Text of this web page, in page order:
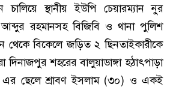
চালিয়ে স্থানীয় ইউপি চেয়ারম্যান নুর
রহমানসহ বিজিবি ও থানা পুলিশ
থেকে বিকেলে জড়িত ২ ছিনতাইকারীকে
শহরের বালুয়াডাঙ্গা হঠাৎপাড়া
ছেলে শ্রাবণ ইসলাম (৩০) ও একই